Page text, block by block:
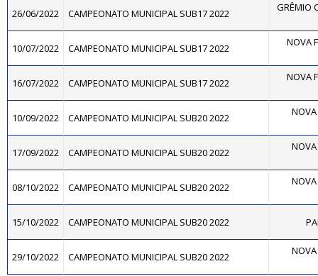
26/06/2022 CAMPEONATO MUNICIPAL SUB17 2022 GRÊMIO
10/07/2022 CAMPEONATO MUNICIPAL SUB17 2022 NOVA
16/07/2022 CAMPEONATO MUNICIPAL SUB17 2022 NOVA
10/09/2022 CAMPEONATO MUNICIPAL SUB20 2022 NOVA
17/09/2022 CAMPEONATO MUNICIPAL SUB20 2022 NOVA
08/10/2022 CAMPEONATO MUNICIPAL SUB20 2022 NOVA
15/10/2022 CAMPEONATO MUNICIPAL SUB20 2022
29/10/2022 CAMPEONATO MUNICIPAL SUB20 2022 NOVA